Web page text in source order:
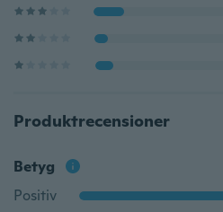
Produktrecensioner
Betyg
Positiv